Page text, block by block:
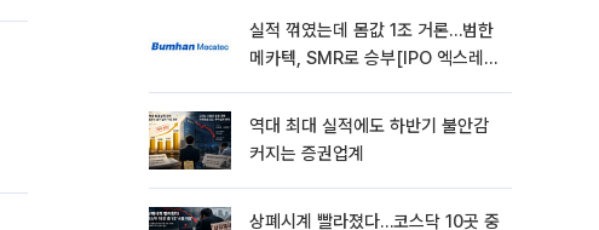
실적 꺾였는데 몸값 1조 거론…범한
메카텍, SMR로 승부[IPO 엑스레
역대 최대 실적에도 하반기 불안감
커지는 증권업계
상폐시계 빨라졌다…코스닥 10곳 중